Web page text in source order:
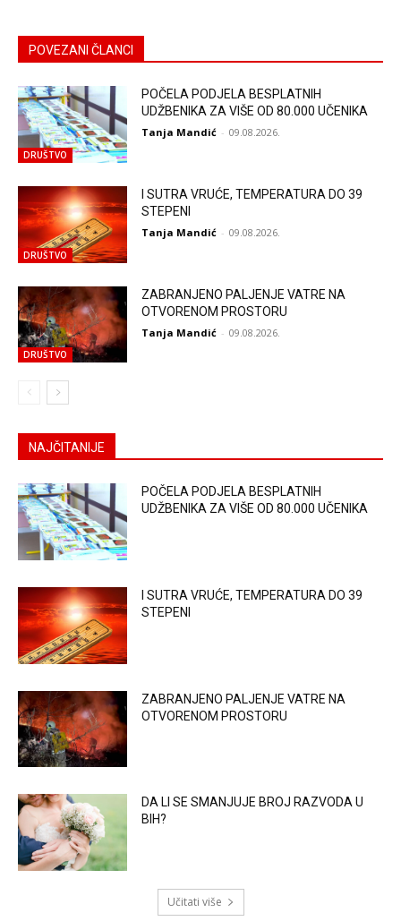
POVEZANI ČLANCI
DRUŠTVO
POČELA PODJELA BESPLATNIH
UDŽBENIKA ZA VIŠE OD 80.000 UČENIKA
Tanja Mandić - 09.08.2026.
DRUŠTVO
I SUTRA VRUĆE, TEMPERATURA DO 39
STEPENI
Tanja Mandić - 09.08.2026.
DRUŠTVO
ZABRANJENO PALJENJE VATRE NA
OTVORENOM PROSTORU
Tanja Mandić - 09.08.2026.
NAJČITANIJE
POČELA PODJELA BESPLATNIH
UDŽBENIKA ZA VIŠE OD 80.000 UČENIKA
I SUTRA VRUĆE, TEMPERATURA DO 39
STEPENI
ZABRANJENO PALJENJE VATRE NA
OTVORENOM PROSTORU
DA LI SE SMANJUJE BROJ RAZVODA U
BIH?
Učitati više